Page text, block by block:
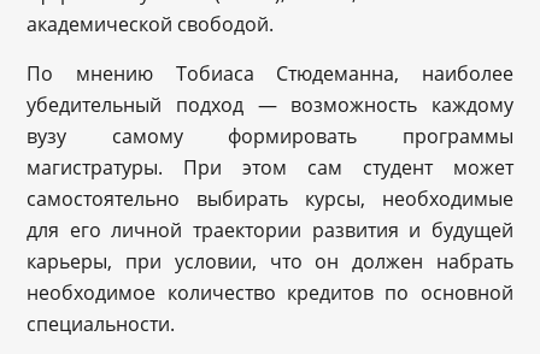
академической свободой.
По мнению Тобиаса Стюдеманна, наиболее
убедительный подход — возможность каждому
вузу самому формировать программы
магистратуры. При этом сам студент может
самостоятельно выбирать курсы, необходимые
для его личной траектории развития и будущей
карьеры, при условии, что он должен набрать
необходимое количество кредитов по основной
специальности.